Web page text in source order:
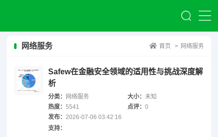
网络服务 首页 > 网络服务
Safew在金融安全领域的适用性与挑战深度解
析
分类： 网络服务 大小：未知
热度： 5541 点评：0
发布： 2026-07-06 03:42:16
支持：